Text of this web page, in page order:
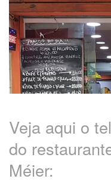
Veja aqui o
do
Méier: